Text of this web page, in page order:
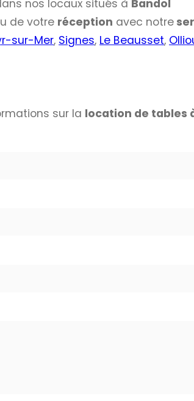
nos locaux situés à Bandol
de votre réception avec notre
sur-Mer, Signes, Le Beausset,
sur la location de tables